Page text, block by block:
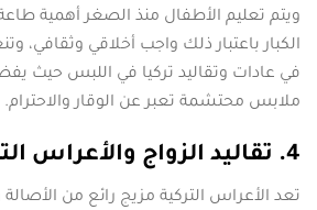
ويتم تعليم الأطفال منذ الصغر أهمية
الكبار باعتبار ذلك واجب أخلاقي وثقافي،
في عادات وتقاليد تركيا في اللبس حيث
ملابس محتشمة تعبر عن الوقار والاحترام.
4. تقاليد الزواج والأعراس التركية
تعد الأعراس التركية مزيج رائع من الأصالة